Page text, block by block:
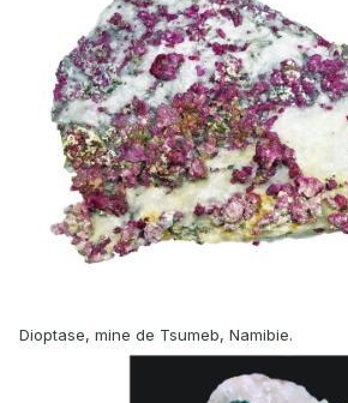
Dioptase, mine de Tsumeb, Namibie.